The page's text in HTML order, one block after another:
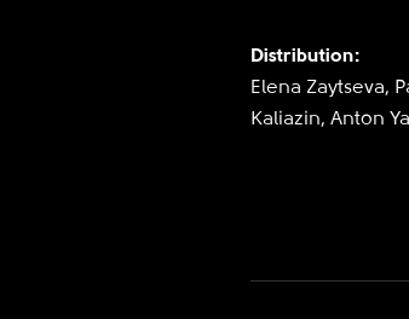
Distribution:
Elena Zaytseva,
Kaliazin, Anton